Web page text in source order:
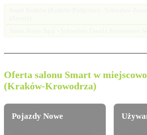
Oferta salonu Smart w
(Kraków-Krowodrza)
Pojazdy Nowe